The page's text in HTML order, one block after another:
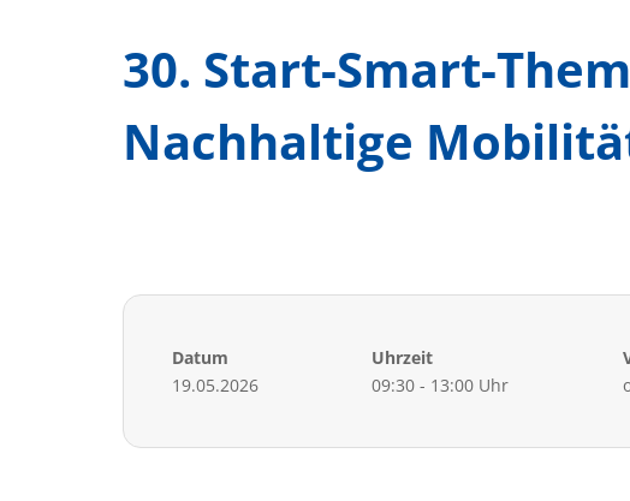
30. Start-Smart-
Nachhaltige
Datum
19.05.2026
Uhrzeit
09:30 - 13:00 Uhr